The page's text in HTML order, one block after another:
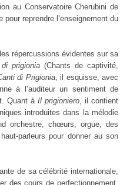
au Conservatoire Cherubini de
reprendre l’enseignement du
répercussions évidentes sur sa
prigionia (Chants de captivité,
di Prigionia, il esquisse, avec
à l’auditeur un sentiment de
Quant à Il prigioniero, il contient
introduites dans la mélodie
orchestre, chœurs, orgue, des
parleurs pour donner au son
de sa célébrité internationale,
des cours de perfectionnement,